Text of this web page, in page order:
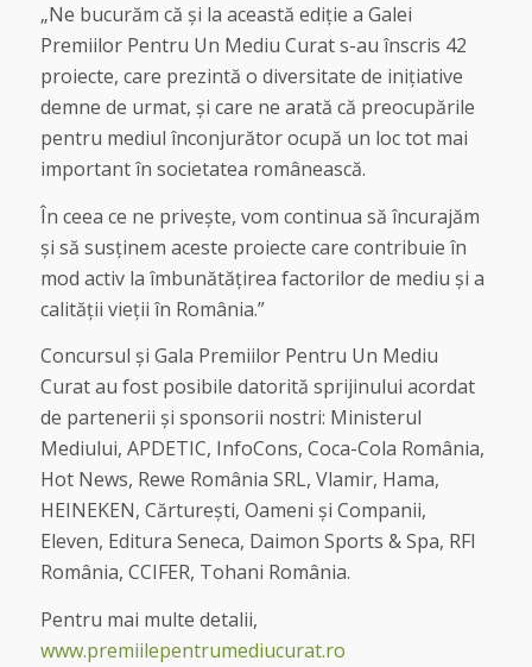
„Ne bucurăm că și la această ediție a Galei
Premiilor Pentru Un Mediu Curat s-au înscris 42
proiecte, care prezintă o diversitate de inițiative
demne de urmat, și care ne arată că preocupările
pentru mediul înconjurător ocupă un loc tot mai
important în societatea românească.
În ceea ce ne privește, vom continua să încurajăm
și să susținem aceste proiecte care contribuie în
mod activ la îmbunătățirea factorilor de mediu și a
calității vieții în România.”
Concursul și Gala Premiilor Pentru Un Mediu
Curat au fost posibile datorită sprijinului acordat
de partenerii și sponsorii nostri: Ministerul
Mediului, APDETIC, InfoCons, Coca-Cola România,
Hot News, Rewe România SRL, Vlamir, Hama,
HEINEKEN, Cărturești, Oameni și Companii,
Eleven, Editura Seneca, Daimon Sports & Spa, RFI
România, CCIFER, Tohani România.
Pentru mai multe detalii,
www.premiilepentrumediucurat.ro